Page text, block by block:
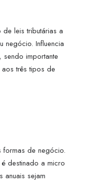
de leis tributárias a
negócio. Influencia
sendo importante
três tipos de
formas de negócio.
destinado a micro
anuais sejam